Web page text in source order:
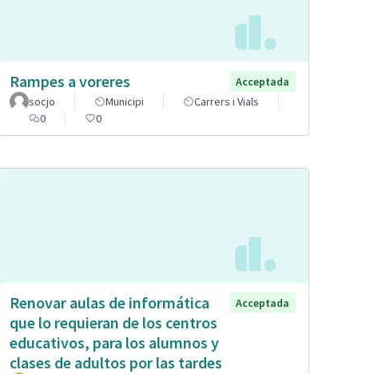
Rampes a voreres
Acceptada
socjo
Municipi
Carrers i Vials
0
0
Renovar aulas de informática
que lo requieran de los centros
educativos, para los alumnos y
clases de adultos por las tardes
Acceptada